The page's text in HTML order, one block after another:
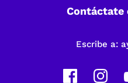
Contáctate
Escribe a: